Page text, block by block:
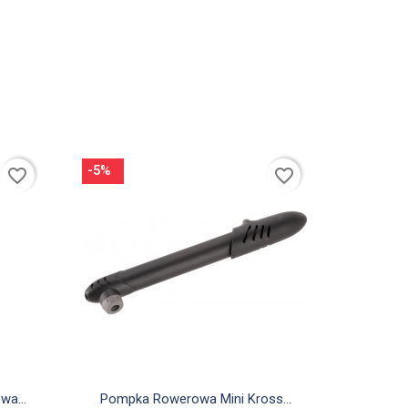
favorite_border
Szybki podgląd
Pompka Rowerowa Mini Kross...
-5% favorite_border